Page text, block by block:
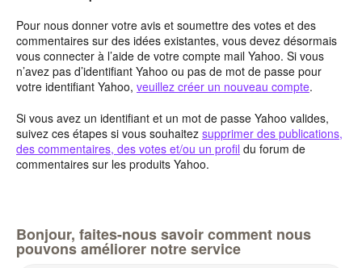
Pour nous donner votre avis et soumettre des votes et des
commentaires sur des idées existantes, vous devez désormais
vous connecter à l’aide de votre compte mail Yahoo. Si vous
n’avez pas d’identifiant Yahoo ou pas de mot de passe pour
votre identifiant Yahoo, veuillez créer un nouveau compte.
Si vous avez un identifiant et un mot de passe Yahoo valides,
suivez ces étapes si vous souhaitez supprimer des publications,
des commentaires, des votes et/ou un profil du forum de
commentaires sur les produits Yahoo.
Bonjour, faites-nous savoir comment nous
pouvons améliorer notre service